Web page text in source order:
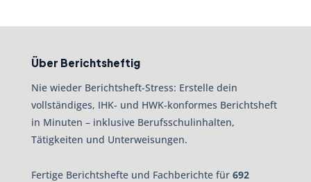
Über Berichtsheftig
Nie wieder Berichtsheft-Stress: Erstelle dein
vollständiges, IHK- und HWK-konformes Berichtsheft
in Minuten – inklusive Berufsschulinhalten,
Tätigkeiten und Unterweisungen.
Fertige Berichtshefte und Fachberichte für 692